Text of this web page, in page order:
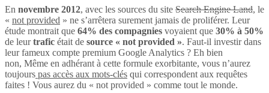
En novembre 2012, avec les sources du site Search Engine Land, le
« not provided » ne s’arrêtera surement jamais de proliférer. Leur
étude montrait que 64% des compagnies voyaient que 30% à 50%
de leurtrafic était de source « not provided ». Faut-il investir dans
leur fameux compte premium Google Analytics ? Eh bien
non, Même en adhérant à cette formule exorbitante, vous n’aurez
toujours pas accès aux mots-clés qui correspondent aux requêtes
faites ! Vous aurez du « not provided » comme tout le monde.